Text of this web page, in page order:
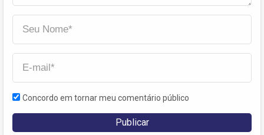
Concordo em tornar meu comentário público